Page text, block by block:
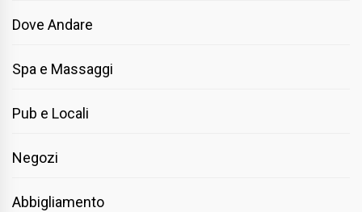
Dove Andare
Spa e Massaggi
Pub e Locali
Negozi
Abbigliamento